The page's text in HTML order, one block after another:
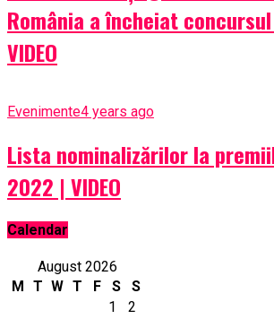
România a încheiat
VIDEO
Evenimente4 years ago
Lista nominalizărilor la
2022 | VIDEO
Calendar
August 2026
M T W T F S
S
1
2